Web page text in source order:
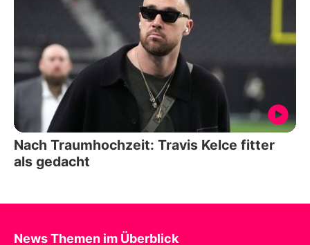
Nach Traumhochzeit: Travis Kelce fitter
als gedacht
News Themen im Überblick